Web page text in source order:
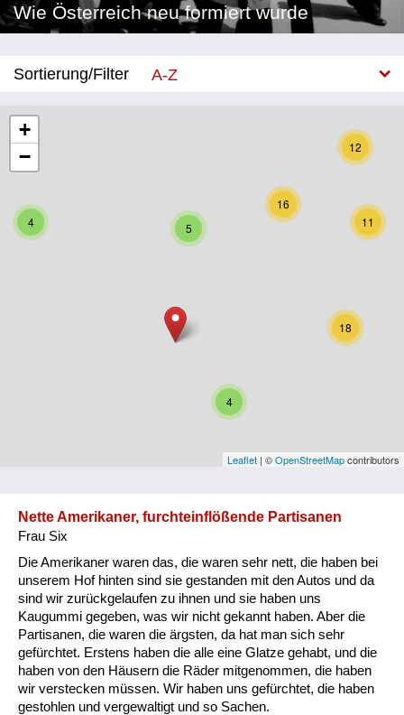
Wie Österreich neu formiert wurde
Sortierung/Filter
A-Z
Kärnten
Oberösterreich
Salzburg
Vorarlberg
Besatzungsmächte
Frauen, Mütter, Kinder
Versorgung
Heimkehrer
4
5
12
16
11
18
4
+
−
Leaflet | ©OpenStreetMapcontributors
Nette Amerikaner, furchteinflößende Partisanen
Frau Six
Die Amerikaner waren das, die waren sehr nett, die haben bei
unserem Hof hinten sind sie gestanden mit den Autos und da
sind wir zurückgelaufen zu ihnen und sie haben uns
Kaugummi gegeben, was wir nicht gekannt haben. Aber die
Partisanen, die waren die ärgsten, da hat man sich sehr
gefürchtet. Erstens haben die alle eine Glatze gehabt, und die
haben von den Häusern die Räder mitgenommen, die haben
wir verstecken müssen. Wir haben uns gefürchtet, die haben
gestohlen und vergewaltigt und so Sachen.